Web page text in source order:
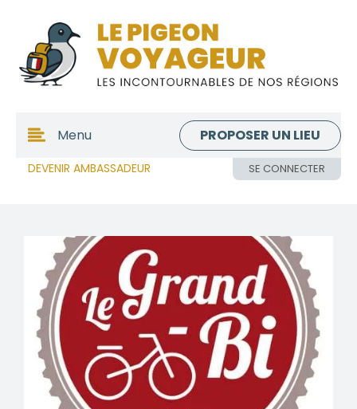
DEVENIR AMBASSADEUR SE CONNECTER
Menu PROPOSER UN LIEU